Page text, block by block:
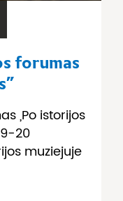
forumas
„Po istorijos
20
muziejuje